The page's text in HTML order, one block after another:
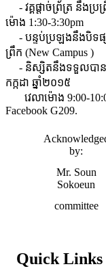
- វគ្គផ្តាច់ព្រ័ត្រ​​ នឹងប្រ
ម៉ោង 1:30-3:30pm
- បន្ទប់ប្រឡងនឹងបិទផ្ស
ព្រឹក (New Campus )
- និស្សិតនឹងទទួលបាន​កា
កក្កដា ឆ្នាំ២០១៥
វេលាម៉ោង 9:00-
Facebook G209.
by:
Mr. Soun
Sokoeun
committee
Quick Links